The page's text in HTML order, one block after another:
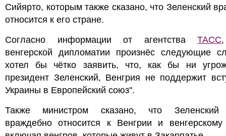
Сийярто, которым также сказано, что Зеленский
относится к его стране.
Согласно информации от агентстваТАСС
венгерской дипломатии произнёс следующие
хотел бы чётко заявить, что, как бы ни
президент Зеленский, Венгрия не поддержит
Украины в Европейский союз".
Также министром сказано, что Зеленский
враждебно относится к Венгрии и венгерскому